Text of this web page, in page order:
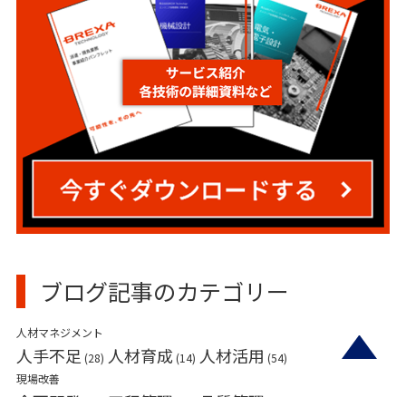
ブログ記事のカテゴリー
人材マネジメント
人手不足 (28) 人材育成 (14) 人材活用 (54)
現場改善